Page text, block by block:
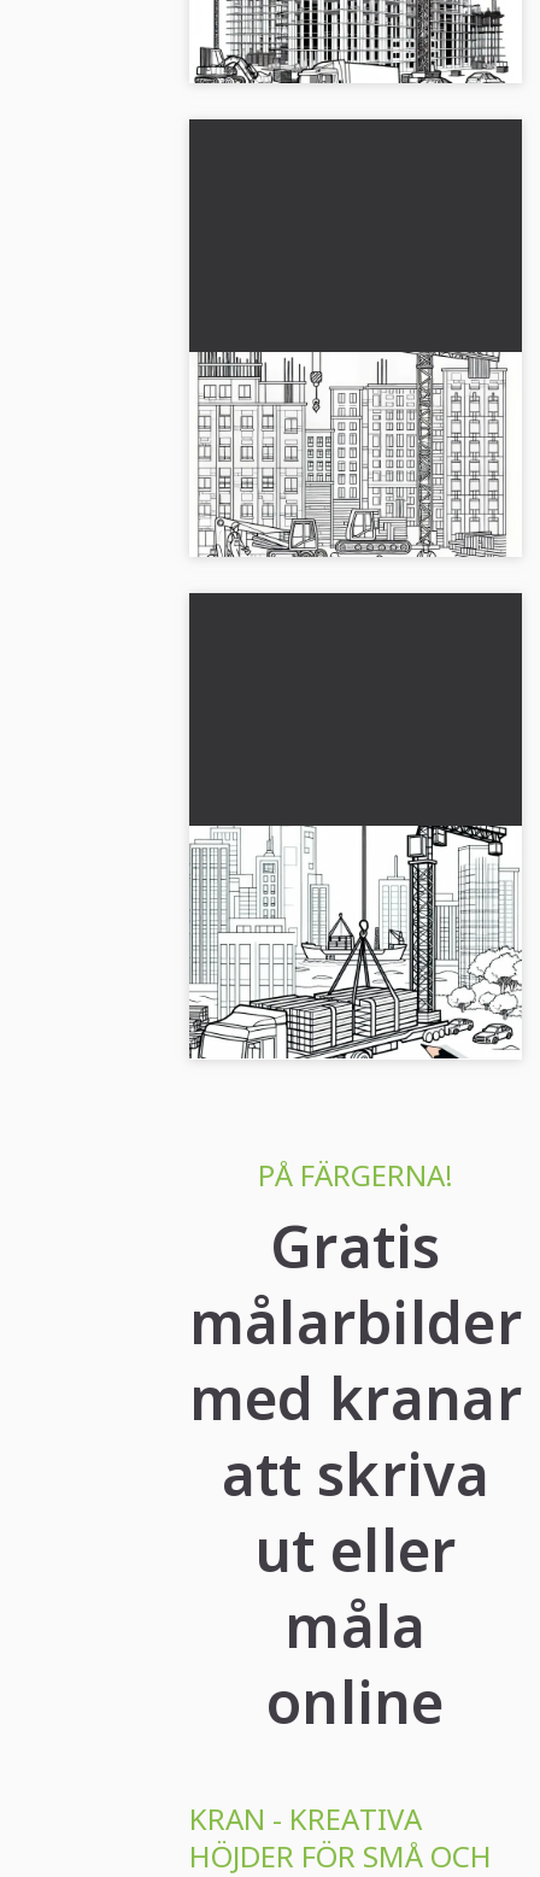
som målarbild. Bli kreativ nu och ladda
ner gratis!...
Kran och byggarbetare
målarboksgrund gratis
Hämta den spännande målarbilden av
en kran och byggarbetare. Ladda ner
gratis och bli kreativ!...
Kransen lyfter tunga laster
på byggarbetsplatsen –
Målarbild gratis
Hämta den gratis målarbild av en kran
på en byggarbetsplats. Kranen och
byggarbetsplatsen väntar på dina
färger. Ladda ner nu!...
PÅ FÄRGERNA!
Gratis
målarbilder
med kranar
att skriva
ut eller
måla
online
KRAN - KREATIVA
HÖJDER FÖR SMÅ OCH